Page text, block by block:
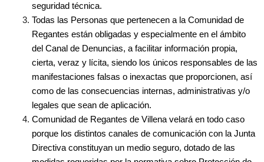
seguridad técnica.
Todas las Personas que pertenecen a la Comunidad de
Regantes están obligadas y especialmente en el ámbito
del Canal de Denuncias, a facilitar información propia,
cierta, veraz y lícita, siendo los únicos responsables de las
manifestaciones falsas o inexactas que proporcionen, así
como de las consecuencias internas, administrativas y/o
legales que sean de aplicación.
Comunidad de Regantes de Villena velará en todo caso
porque los distintos canales de comunicación con la Junta
Directiva constituyan un medio seguro, dotado de las